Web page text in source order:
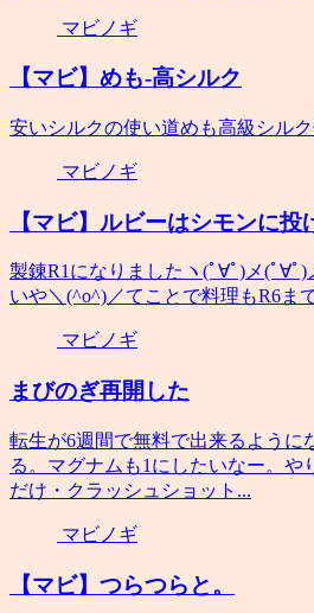
マビノギ
【マビ】めも-高シルク
安いシルクの使い道めも高級シル
マビノギ
【マビ】ルビーはシモンに投
製錬R1になりましたヽ(ﾟ∀ﾟ)メ(ﾟ∀
いや＼(^o^)／てことで料理もR6ま
マビノギ
まびのぎ再開した
転生が6週間で無料で出来るように
る。マグナムも1にしたいなー。
だけ・クラッシュショット...
マビノギ
【マビ】つらつらと。